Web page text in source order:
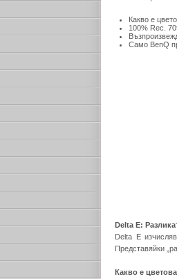
Какво е
100% Rec.
Само BenQ
Delta E:
Delta E
Представяйки
Какво е